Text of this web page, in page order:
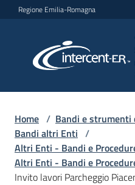
Vai al contenuto
Vai alla navigazione
Vai al footer
Regione Emilia-Romagna
per lo
sviluppo
L'Agenzia
Home / Bandi e strumenti
Bandi altri Enti /
Altri Enti - Bandi e
Altri Enti - Bandi e
Invito lavori Parcheggio